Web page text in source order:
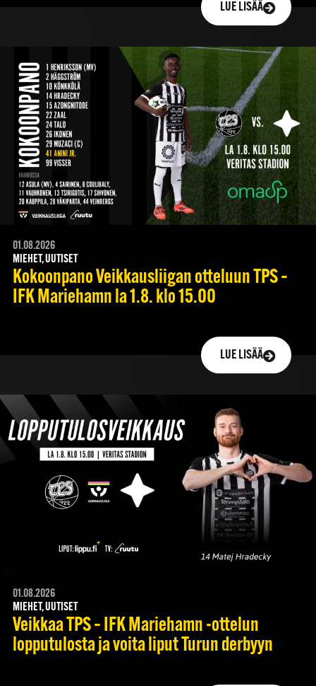
LUE LISÄÄ
01.08.2026
MIEHET, UUTISET
Kokoonpano Veikkausliigan otteluun TPS –
IFK Mariehamn la 1.8. klo 15.00
LUE LISÄÄ
01.08.2026
MIEHET, UUTISET
Veikkaa TPS – IFK Mariehamn -ottelun
lopputulosta ja voita liput Turun derbyyn